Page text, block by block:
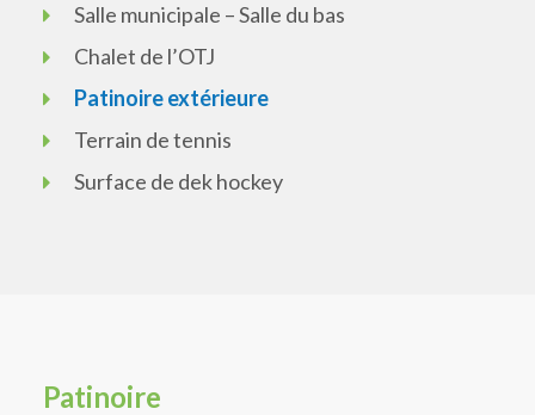
Salle municipale – Salle du bas
Chalet de l’OTJ
Patinoire extérieure
Terrain de tennis
Surface de dek hockey
Patinoire